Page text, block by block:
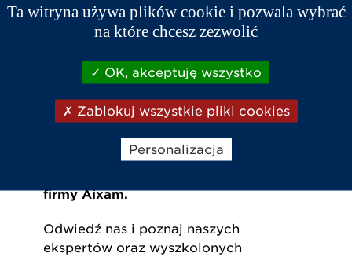
Sieć dealerska i serwisowa Aixam
obejmująca całą Europę jest
firmy Aixam.
Odwiedź nas i poznaj naszych
ekspertów oraz wyszkolonych
Ta witryna używa plików cookie i pozwala wybrać
na które chcesz zezwolić
OK, akceptuję wszystko
Zablokuj wszystkie pliki cookies
Personalizacja